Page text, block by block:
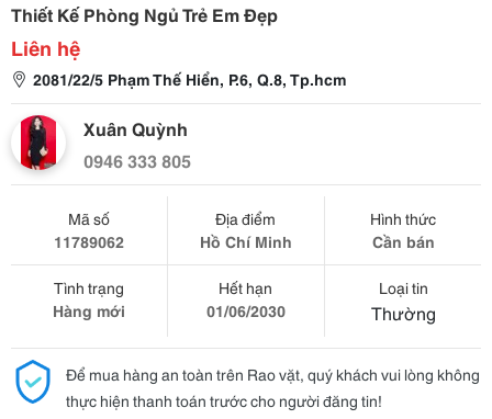
Thiết Kế Phòng Ngủ Trẻ Em Đẹp
Liên hệ
2081/22/5 Phạm Thế Hiển, P.6, Q.8, Tp.hcm
Xuân Quỳnh
0946 333 805
Mã số
11789062
Địa điểm
Hồ Chí Minh
Hình thức
Cần bán
Tình trạng
Hàng mới
Hết hạn
01/06/2030
Loại tin
Thường
Để mua hàng an toàn trên Rao vặt, quý khách vui lòng không
thực hiện thanh toán trước cho người đăng tin!